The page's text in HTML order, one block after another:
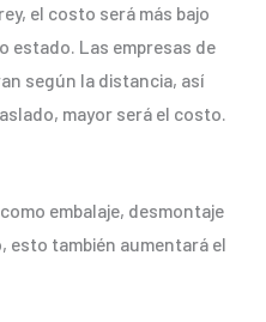
el costo será más bajo
estado. Las empresas de
según la distancia, así
mayor será el costo.
embalaje, desmontaje
esto también aumentará el